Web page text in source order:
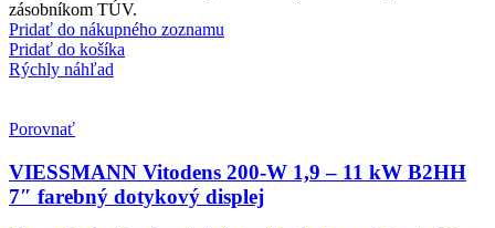
zásobníkom TÚV.
Pridať do nákupného zoznamu
Pridať do košíka
Rýchly náhľad
Porovnať
VIESSMANN Vitodens 200-W 1,9 – 11 kW B2HH
7″ farebný dotykový displej